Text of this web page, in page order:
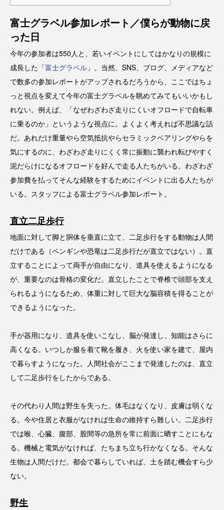
富士グラベル参加レポート／僕らが動物に戻
った日
今年の参加者は550人と、若いイベントにしてはかなりの規模に
成長した「富士グラベル 」。当然、SNS、ブログ、メディアなど
で数多の参加レポートがアップされるだろうから、ここではちょ
っと視点を変えて今年の富士グラベルを眺めてみてもいいかもし
れない。例えば、「なぜわざわざ走りにくいオフロードで自転車
に乗るのか」というような視点に。よくよく考えれば不思議な話
だ。あれだけ重量やら空気抵抗やらセラミックベアリングやらを
気にするのに、わざわざ走りにくく常に振動に襲われ転びやすく
泥だらけになるオフロードを好んで走る人たちがいる。わざわざ
参加費を払ってそんな経験をするためにイベントに出る人たちが
いる。スタッフによる富士グラベル参加レポート。
直立二足歩行
地面に対して脚と胴体を垂直に立て、二足歩行をする動物は人間
だけである（ペンギンや恐竜は二足歩行だが直立ではない）。直
立することによって両手が自由になり、道具を使えるようになる
が、重要なのは骨格の変化だ。直立したことで脊椎で頭部を支え
られるようになるため、体重に対して巨大な脳容積を得ることが
できるようになった。
手が器用になり、道具を使いこなし、脳が発達し、知能はさらに
高くなる。いつしか服を着て靴を履き、火を使い家を建て、屋内
で暮らすようになった。人間社会がここまで発達したのは、直立
して二足歩行をしたからである。
その代わり人間は野生を失った。体毛はなくなり、皮膚は弱くな
る。今や住居と衣服がなければ生命の維持すら難しい。二足歩行
では喉、心臓、腹部、股間等の急所を常に前面に晒すことにもな
る。機械と電気がなければ、たちまち立ち行かなくなる。そんな
生物は人間だけだ。都会で暮らしていれば、土を踏む機会すら少
ない。
野生